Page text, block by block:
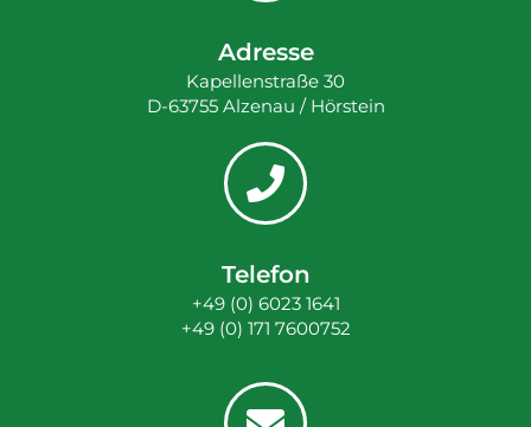
Adresse
Kapellenstraße 30
D-63755 Alzenau / Hörstein
Telefon
+49 (0) 6023 1641
+49 (0) 171 7600752